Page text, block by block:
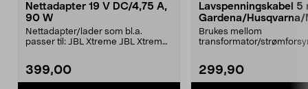
Nettadapter 19 V DC/4,75 A,
90 W
Nettadapter/lader som bl.a.
passer til: JBL Xtreme JBL Xtreme
399,00
Lavspenningskabel 5
Gardena/Husqvarna/
ch/Flymo
Brukes mellom
transformator/
299,90